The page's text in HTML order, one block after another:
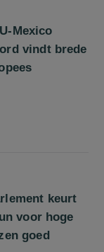
Mexico
vindt brede
keurt
voor hoge
goed